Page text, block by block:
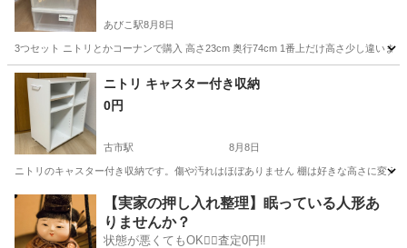
あびこ駅8月8日
3つセット ニトリとかコーナンで購入 高さ23cm 奥行74cm 1番上だけ高さ少し違いま
大阪 大阪市 あびこ駅 家具 バラ
ニトリ キャスター付き収納
0円
古市駅 8月8日
ニトリのキャスター付き収納です。傷や汚れはほぼありません 棚は好きな高さに変
大阪 羽曳野市 古市駅 収納家具
【実家の押し入れ整理】眠っている人形あ
りませんか？
状態が悪くてもOK🙆‍♀️査定0円‼️